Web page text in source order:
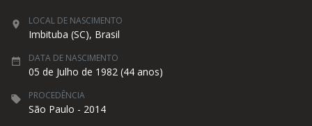
LOCAL DE NASCIMENTO
Imbituba (SC), Brasil
DATA DE NASCIMENTO
05 de Julho de 1982 (44 anos)
PROCEDÊNCIA
São Paulo - 2014